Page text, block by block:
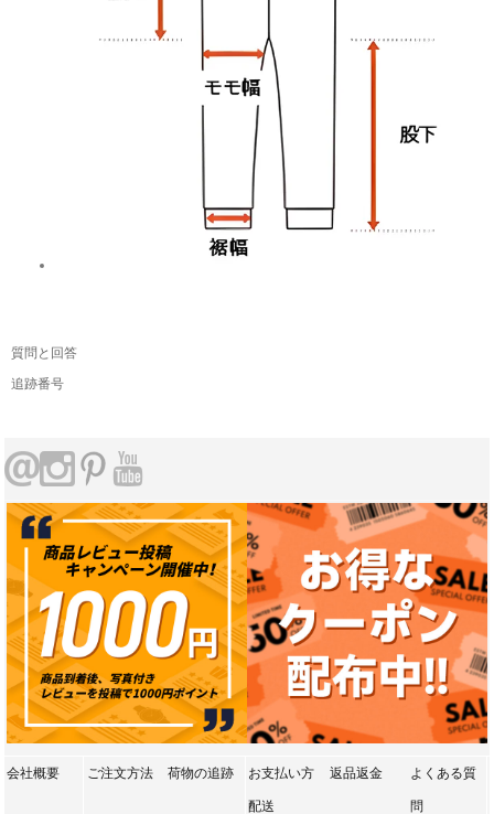
質問と回答
追跡番号
会社概要 ご注文方法 荷物の追跡 お支払い方
配送
返品返金 よくある質
問